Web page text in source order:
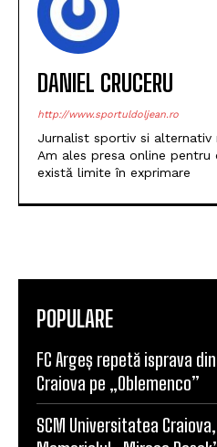
POPULARE
FC Argeș repetă isprava
Craiova pe „Oblemenco”
SCM Universitatea
Memorialul „Mircea Pașek”
Universitatea Craiova,
Calificarea se decide în
SCM Universitatea
„Mircea Pașek” de la